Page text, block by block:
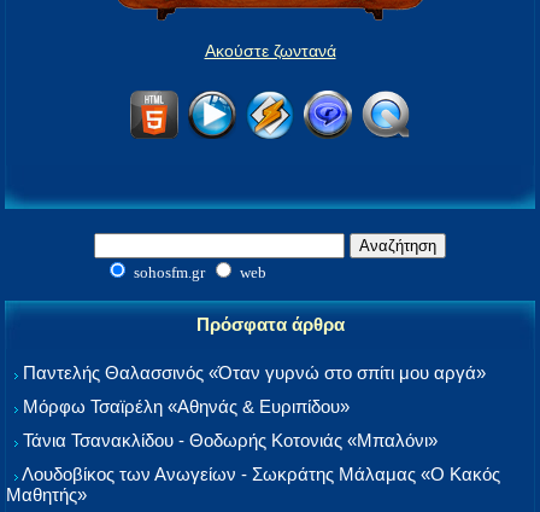
Ακούστε ζωντανά
sohosfm.gr web
Πρόσφατα άρθρα
Παντελής Θαλασσινός «Όταν γυρνώ στο σπίτι μου αργά»
Μόρφω Τσαϊρέλη «Αθηνάς & Ευριπίδου»
Τάνια Τσανακλίδου - Θοδωρής Κοτονιάς «Μπαλόνι»
Λουδοβίκος των Ανωγείων - Σωκράτης Μάλαμας «Ο Κακός
Μαθητής»